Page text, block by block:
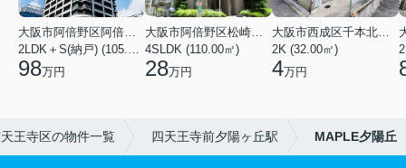
98万円
4SLDK (110.00㎡)
28万円
2K (32.00㎡)
4万円
王寺区の物件一覧 四天王寺前夕陽ヶ丘駅 MAPLE夕陽丘